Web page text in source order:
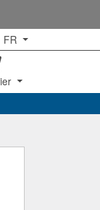
FR